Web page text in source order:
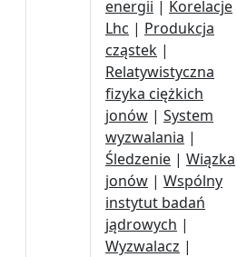
energii | Korelacje
Lhc | Produkcja
cząstek |
Relatywistyczna
fizyka ciężkich
jonów | System
wyzwalania |
Śledzenie | Wiązka
jonów | Wspólny
instytut badań
jądrowych |
Wyzwalacz |